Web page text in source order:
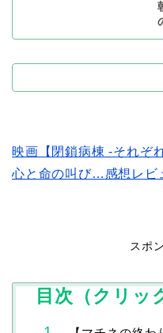
映画【閉鎖病棟 -それぞ
心と命の叫び…感想レビ
スポ
目次（クリッ